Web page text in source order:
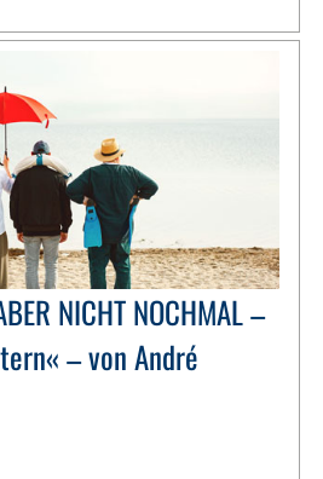
NICHT NOCHMAL –
– von André